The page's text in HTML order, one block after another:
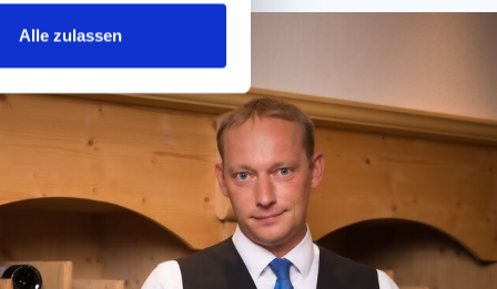
Alle zulassen